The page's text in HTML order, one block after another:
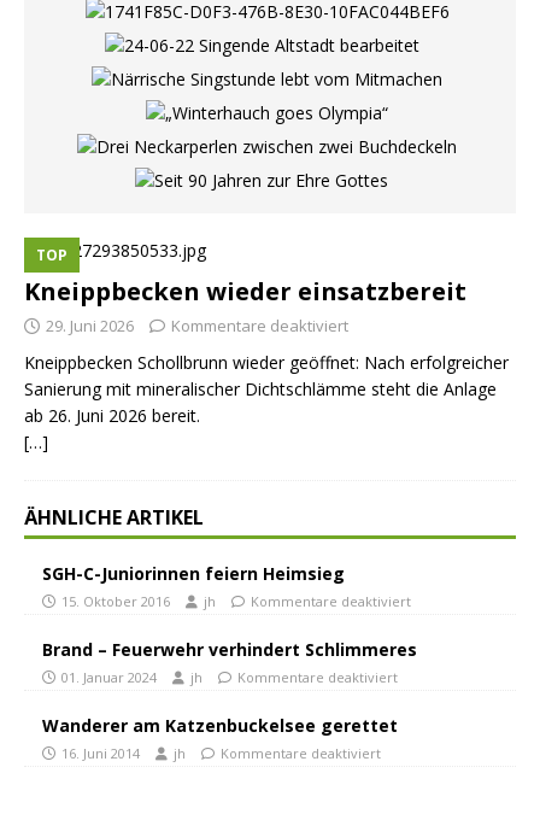
TOP
Kneippbecken wieder einsatzbereit
29. Juni 2026 Kommentare deaktiviert
Kneippbecken Schollbrunn wieder geöffnet: Nach erfolgreicher
Sanierung mit mineralischer Dichtschlämme steht die Anlage
ab 26. Juni 2026 bereit.
[…]
ÄHNLICHE ARTIKEL
SGH-C-Juniorinnen feiern Heimsieg
15. Oktober 2016 jh Kommentare deaktiviert
Brand – Feuerwehr verhindert Schlimmeres
01. Januar 2024 jh Kommentare deaktiviert
Wanderer am Katzenbuckelsee gerettet
16. Juni 2014 jh Kommentare deaktiviert